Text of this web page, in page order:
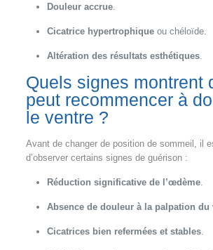
Douleur accrue.
Cicatrice hypertrophiqueou chéloïde.
Altération des résultats esthétiques.
Quels signes montrent
peut recommencer à
le ventre ?
Avant de changer de position de sommeil, il
d’observer certains signes de guérison :
Réduction significative de l’œdème.
Absence de douleur à la palpation du
Cicatrices bien refermées et stables.